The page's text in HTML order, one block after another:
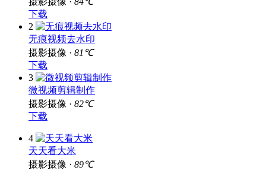
下载
2
无痕视频去水印
摄影摄像 · 81℃
下载
3
微视频剪辑制作
摄影摄像 · 82℃
下载
4
天天看大米
摄影摄像 · 89℃